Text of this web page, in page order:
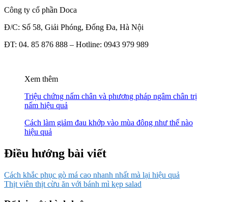
Công ty cổ phần Doca
Đ/C: Số 58, Giải Phóng, Đống Đa, Hà Nội
ĐT: 04. 85 876 888 – Hotline: 0943 979 989
Xem thêm
Triệu chứng nấm chân và phương pháp ngâm chân trị
nấm hiệu quả
Cách làm giảm đau khớp vào mùa đông như thế nào
hiệu quả
Điều hướng bài viết
Cách khắc phục gò má cao nhanh nhất mà lại hiệu quả
Thịt viên thịt cừu ăn với bánh mì kẹp salad